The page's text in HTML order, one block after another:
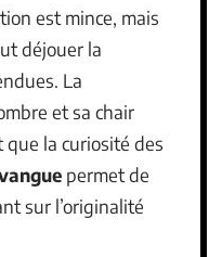
est mince, mais
déjouer la
La
et sa chair
la curiosité des
permet de
sur l’originalité